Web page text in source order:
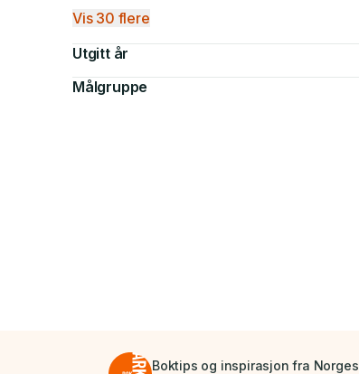
Vis 30 flere
Utgitt år
Målgruppe
Boktips og inspirasjon fra Norges